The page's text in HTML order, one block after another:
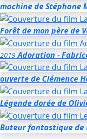
machinede Stéphane
Forêt de mon pèrede
2019 Adoration -
ouvertede Clémence
Légende doréede
Buteur fantastiquede